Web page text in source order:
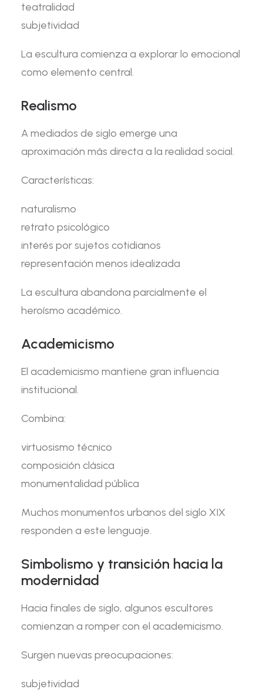
teatralidad
subjetividad
La escultura comienza a explorar lo emocional
como elemento central.
Realismo
A mediados de siglo emerge una
aproximación más directa a la realidad social.
Características:
naturalismo
retrato psicológico
interés por sujetos cotidianos
representación menos idealizada
La escultura abandona parcialmente el
heroísmo académico.
Academicismo
El academicismo mantiene gran influencia
institucional.
Combina:
virtuosismo técnico
composición clásica
monumentalidad pública
Muchos monumentos urbanos del siglo XIX
responden a este lenguaje.
Simbolismo y transición hacia la
modernidad
Hacia finales de siglo, algunos escultores
comienzan a romper con el academicismo.
Surgen nuevas preocupaciones:
subjetividad